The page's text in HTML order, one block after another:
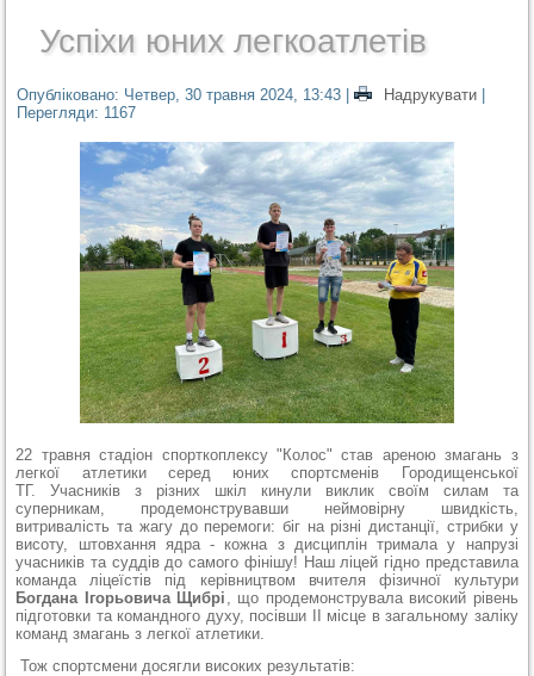
Успіхи юних легкоатлетів
Опубліковано: Четвер, 30 травня 2024, 13:43 | Надрукувати
Перегляди: 1167
22 травня стадіон спорткоплексу "Колос" став ареною змагань з
легкої атлетики серед юних спортсменів Городищенської
ТГ. Учасників з різних шкіл кинули виклик своїм силам та
суперникам, продемонструвавши неймовірну швидкість,
витривалість та жагу до перемоги: біг на різні дистанції, стрибки у
висоту, штовхання ядра - кожна з дисциплін тримала у напрузі
учасників та суддів до самого фінішу! Наш ліцей гідно представила
команда ліцеїстів під керівництвом вчителя фізичної культури
Богдана Ігорьовича Щибрі , що продемонструвала високий рівень
підготовки та командного духу, посівши ІІ місце в загальному заліку
команд змагань з легкої атлетики.
Тож спортсмени досягли високих результатів: